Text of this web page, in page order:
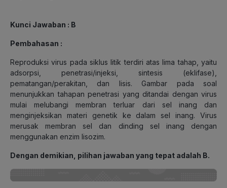
Kunci Jawaban : B
Pembahasan :
Reproduksi virus pada siklus litik terdiri atas lima tahap, yaitu
adsorpsi, penetrasi/injeksi, sintesis (eklifase),
pematangan/perakitan, dan lisis. Gambar pada soal
menunjukkan tahapan penetrasi yang ditandai dengan virus
mulai melubangi membran terluar dari sel inang dan
menginjeksikan materi genetik ke dalam sel inang. Virus
merusak membran sel dan dinding sel inang dengan
menggunakan enzim lisozim.
Dengan demikian, pilihan jawaban yang tepat adalah B.